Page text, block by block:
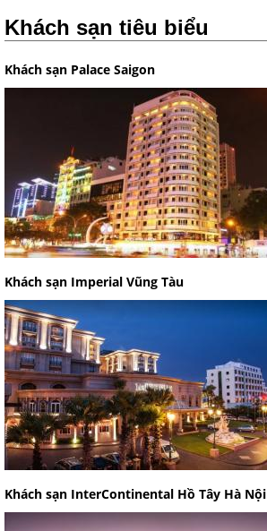
Khách sạn tiêu biểu
Khách sạn Palace Saigon
Khách sạn Imperial Vũng Tàu
Khách sạn InterContinental Hồ Tây Hà Nội